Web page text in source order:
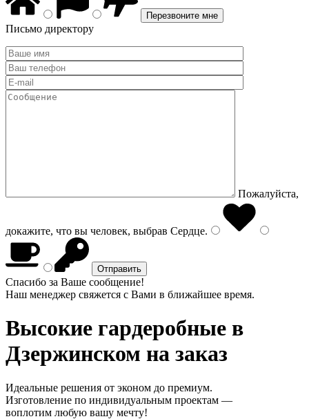
Письмо директору
Пожалуйста,
докажите, что вы человек, выбрав Сердце.
Спасибо за Ваше сообщение!
Наш менеджер свяжется с Вами в ближайшее время.
Высокие гардеробные в
Дзержинском на заказ
Идеальные решения от эконом до премиум.
Изготовление по индивидуальным проектам —
воплотим любую вашу мечту!